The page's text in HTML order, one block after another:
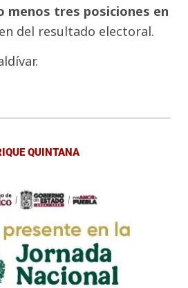
menos tres posiciones en
del resultado electoral.
QUINTANA